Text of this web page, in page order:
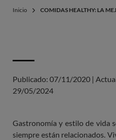
Inicio COMIDAS HEALTHY: LA
Publicado: 07/11/2020 |
29/05/2024
Gastronomía y estilo de vida
siempre están relacionados.